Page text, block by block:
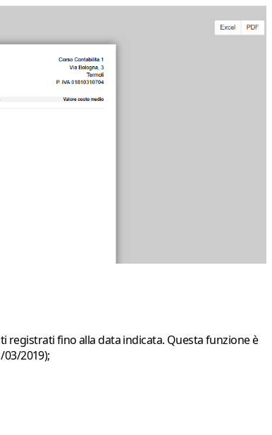
registrati fino alla data indicata. Questa funzione è
2019);